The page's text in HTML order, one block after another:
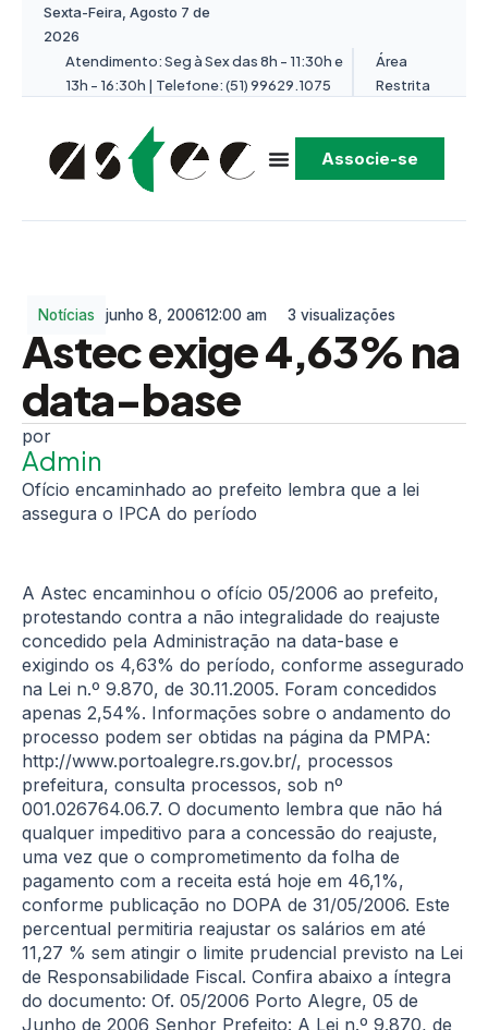
Sexta-Feira, Agosto 7 de
2026
Atendimento: Seg à Sex das 8h - 11:30h e
13h - 16:30h | Telefone: (51) 99629.1075
Área
Restrita
Associe-se
Notícias junho 8, 200612:00 am 3 visualizações
Astec exige 4,63% na
data-base
Admin
Ofício encaminhado ao prefeito lembra que a lei
assegura o IPCA do período
A Astec encaminhou o ofício 05/2006 ao prefeito,
protestando contra a não integralidade do reajuste
concedido pela Administração na data-base e
exigindo os 4,63% do período, conforme assegurado
na Lei n.º 9.870, de 30.11.2005. Foram concedidos
apenas 2,54%. Informações sobre o andamento do
processo podem ser obtidas na página da PMPA:
http://www.portoalegre.rs.gov.br/, processos
prefeitura, consulta processos, sob nº
001.026764.06.7. O documento lembra que não há
qualquer impeditivo para a concessão do reajuste,
uma vez que o comprometimento da folha de
pagamento com a receita está hoje em 46,1%,
conforme publicação no DOPA de 31/05/2006. Este
percentual permitiria reajustar os salários em até
11,27 % sem atingir o limite prudencial previsto na Lei
de Responsabilidade Fiscal. Confira abaixo a íntegra
do documento: Of. 05/2006 Porto Alegre, 05 de
Junho de 2006 Senhor Prefeito: A Lei n.º 9.870, de